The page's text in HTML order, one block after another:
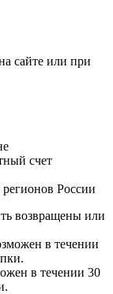
сайте или при
счет
России
возвращены или
в течении
в течении 30